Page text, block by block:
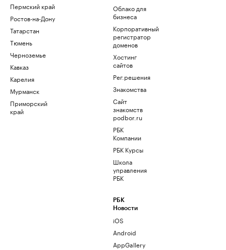
Пермский край
Ростов-на-Дону
Татарстан
Тюмень
Черноземье
Кавказ
Карелия
Мурманск
Приморский
край
Облако для
бизнеса
Корпоративный
регистратор
доменов
Хостинг
сайтов
Рег.решения
Знакомства
Сайт
знакомств
podbor.ru
РБК
Компании
РБК Курсы
Школа
управления
РБК
РБК
Новости
iOS
Android
AppGallery